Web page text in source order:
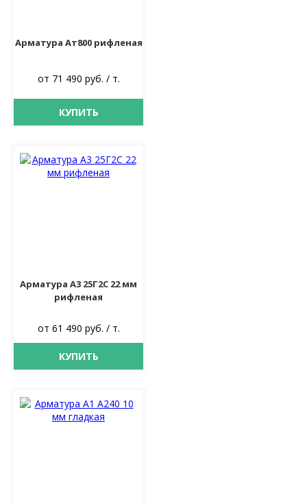
Арматура Ат800 рифленая
от 71 490 руб. / т.
КУПИТЬ
Арматура А3 25Г2С 22 мм
рифленая
от 61 490 руб. / т.
КУПИТЬ